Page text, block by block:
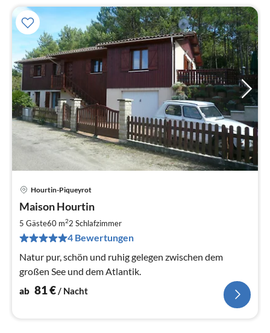
Hourtin-Piqueyrot
Maison Hourtin
5 Gäste60 m22 Schlafzimmer
4 Bewertungen
Natur pur, schön und ruhig gelegen zwischen dem
großen See und dem Atlantik.
ab 81€/ Nacht